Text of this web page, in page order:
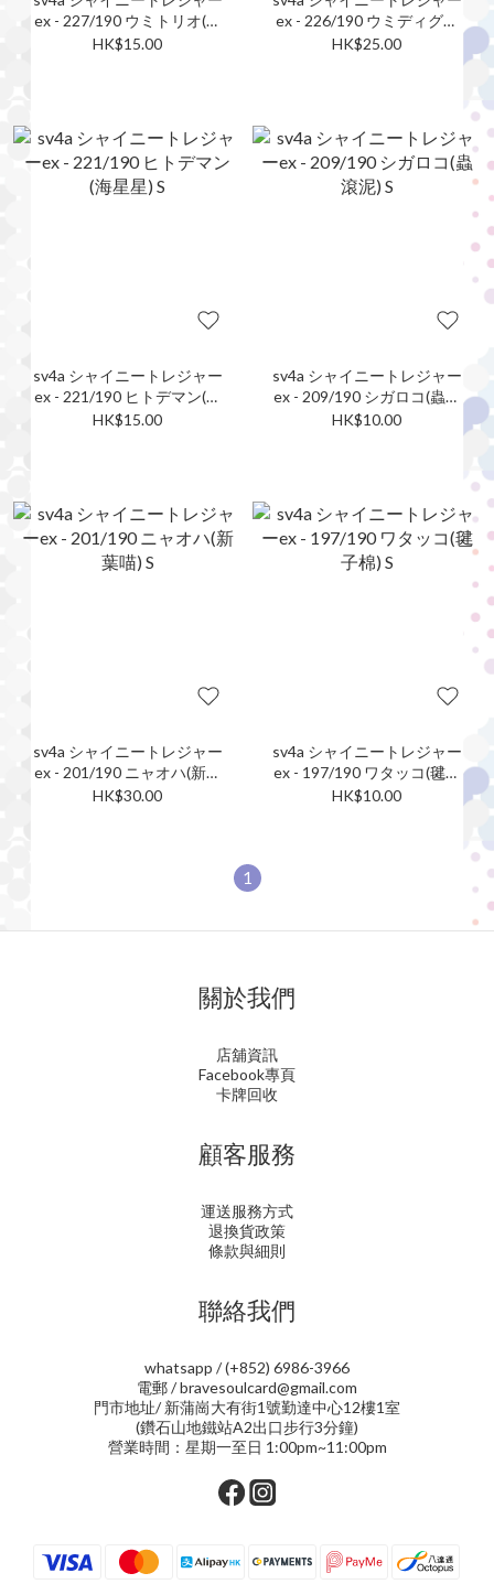
ex - 227/190 ウミトリオ(三
海地鼠) S
HK$15.00
ex - 226/190 ウミディグダ
(海地鼠) S
HK$25.00
sv4a シャイニートレジャー
ex - 221/190 ヒトデマン(海
星星) S
HK$15.00
sv4a シャイニートレジャー
ex - 209/190 シガロコ(蟲滾
泥) S
HK$10.00
sv4a シャイニートレジャー
ex - 201/190 ニャオハ(新葉
喵) S
HK$30.00
sv4a シャイニートレジャー
ex - 197/190 ワタッコ(毽子
棉) S
HK$10.00
1
關於我們
店舖資訊
Facebook專頁
卡牌回收
顧客服務
運送服務方式
退換貨政策
條款與細則
聯絡我們
whatsapp / (+852) 6986-3966
電郵 / bravesoulcard@gmail.com
門市地址/ 新蒲崗大有街1號勤達中心12樓1室
(鑽石山地鐵站A2出口步行3分鐘)
營業時間：星期一至日 1:00pm~11:00pm